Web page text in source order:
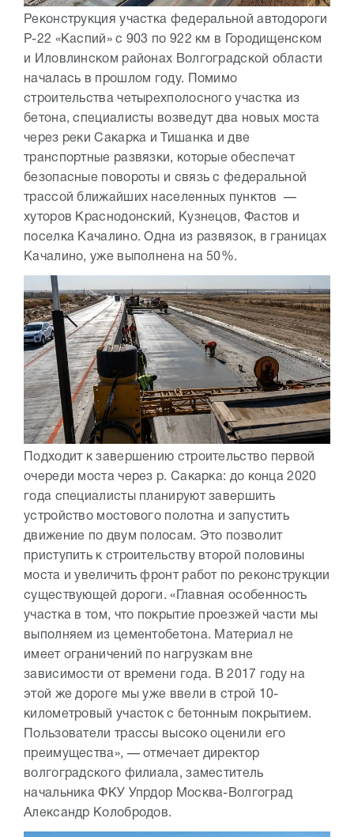
Реконструкция участка федеральной автодороги
Р-22 «Каспий» с 903 по 922 км в Городищенском
и Иловлинском районах Волгоградской области
началась в прошлом году. Помимо
строительства четырехполосного участка из
бетона, специалисты возведут два новых моста
через реки Сакарка и Тишанка и две
транспортные развязки, которые обеспечат
безопасные повороты и связь с федеральной
трассой ближайших населенных пунктов —
хуторов Краснодонский, Кузнецов, Фастов и
поселка Качалино. Одна из развязок, в границах
Качалино, уже выполнена на 50%.
Подходит к завершению строительство первой
очереди моста через р. Сакарка: до конца 2020
года специалисты планируют завершить
устройство мостового полотна и запустить
движение по двум полосам. Это позволит
приступить к строительству второй половины
моста и увеличить фронт работ по реконструкции
существующей дороги. «Главная особенность
участка в том, что покрытие проезжей части мы
выполняем из цементобетона. Материал не
имеет ограничений по нагрузкам вне
зависимости от времени года. В 2017 году на
этой же дороге мы уже ввели в строй 10-
километровый участок с бетонным покрытием.
Пользователи трассы высоко оценили его
преимущества», — отмечает директор
волгоградского филиала, заместитель
начальника ФКУ Упрдор Москва-Волгоград
Александр Колобродов.